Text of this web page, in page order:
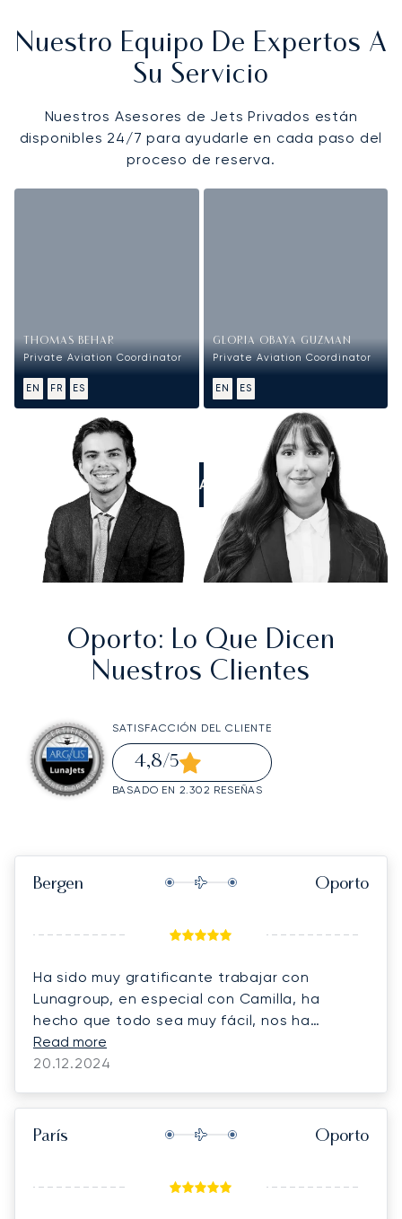
Nuestro Equipo De Expertos A
Su Servicio
Nuestros Asesores de Jets Privados están
disponibles 24/7 para ayudarle en cada paso del
proceso de reserva.
THOMAS BEHAR
Private Aviation Coordinator
EN FR ES
GLORIA OBAYA GUZMAN
Private Aviation Coordinator
EN ES
LLÁMANOS
Oporto: Lo Que Dicen
Nuestros Clientes
SATISFACCIÓN DEL CLIENTE
4,8/5
BASADO EN 2.302 RESEÑAS
Bergen Oporto
Ha sido muy gratificante trabajar con
Lunagroup, en especial con Camilla, ha
hecho que todo sea muy fácil, nos ha
facilitado mucho el trabajo y la atención ha
sido impecable.
Read more
20.12.2024
París Oporto